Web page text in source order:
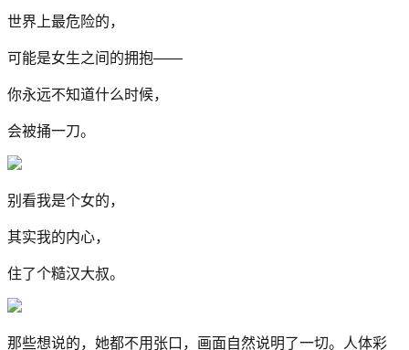
世界上最危险的，
可能是女生之间的拥抱——
你永远不知道什么时候，
会被捅一刀。
别看我是个女的，
其实我的内心，
住了个糙汉大叔。
那些想说的，她都不用张口，画面自然说明了一切。人体彩